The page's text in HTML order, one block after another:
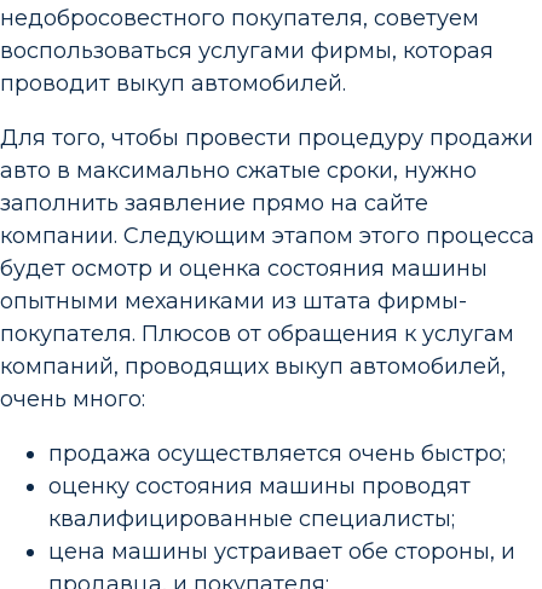
недобросовестного покупателя, советуем
воспользоваться услугами фирмы, которая
проводит выкуп автомобилей.
Для того, чтобы провести процедуру продажи
авто в максимально сжатые сроки, нужно
заполнить заявление прямо на сайте
компании. Следующим этапом этого процесса
будет осмотр и оценка состояния машины
опытными механиками из штата фирмы-
покупателя. Плюсов от обращения к услугам
компаний, проводящих выкуп автомобилей,
очень много:
продажа осуществляется очень быстро;
оценку состояния машины проводят
квалифицированные специалисты;
цена машины устраивает обе стороны, и
продавца, и покупателя;